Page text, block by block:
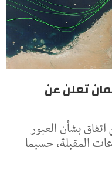
تعلن عن
بشأن العبور
المقبلة، حسبما